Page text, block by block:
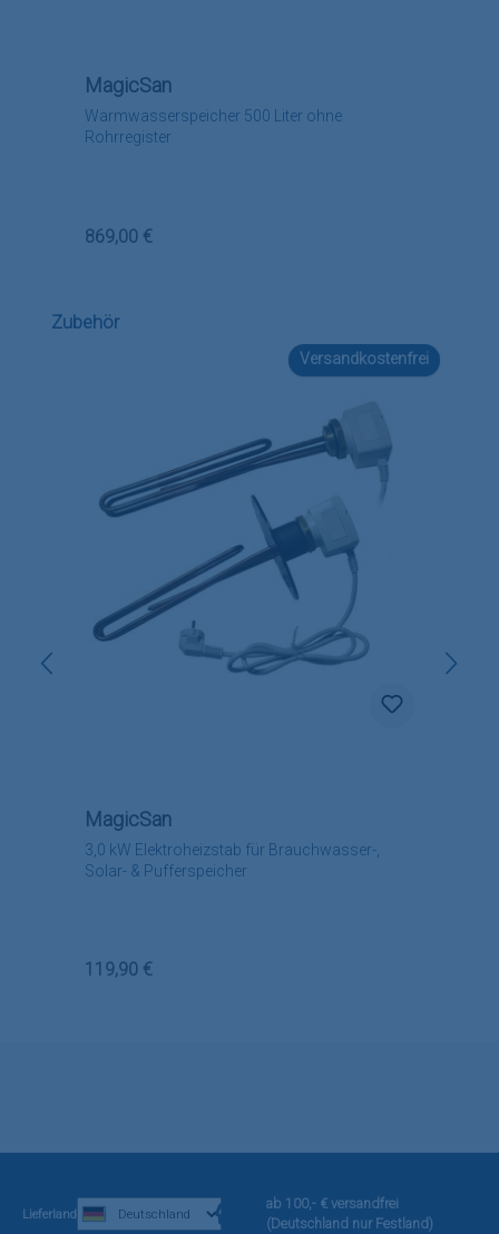
Warmwasserspeicher 500 Liter ohne
Rohrregister
MagicSan
Regulärer Preis:
869,00 €
Produktgalerie überspringen
Zubehör
Versandkostenfrei
3,0 kW Elektroheizstab für Brauchwasser-,
Solar- & Pufferspeicher
MagicSan
Regulärer Preis:
119,90 €
Lieferland
ab 100,- € versandfrei
(Deutschland nur Festland)